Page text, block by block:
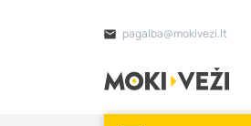
pagalba@mokivezi.lt